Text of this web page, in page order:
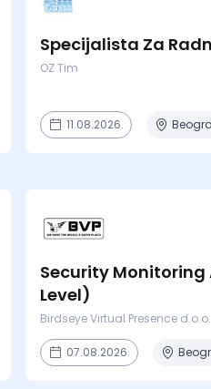
Specijalista Za
OZ Tim
11.08.2026.
Security
Level)
Birdseye Virtual Presence d.o.o.
07.08.2026.